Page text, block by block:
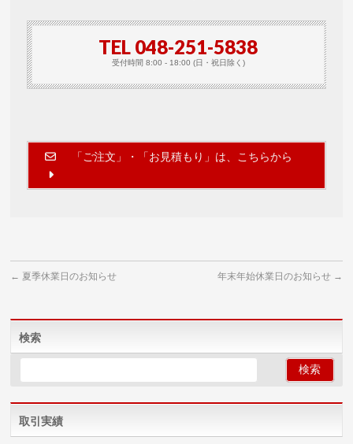
TEL 048-251-5838
受付時間 8:00 - 18:00 (日・祝日除く)
「ご注文」・「お見積もり」は、こちらから
← 夏季休業日のお知らせ 年末年始休業日のお知らせ →
検索
取引実績